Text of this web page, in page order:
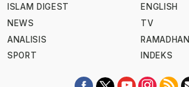
ISLAM DIGEST
NEWS
ANALISIS
SPORT
ENGLISH
TV
RAMADHAN
INDEKS